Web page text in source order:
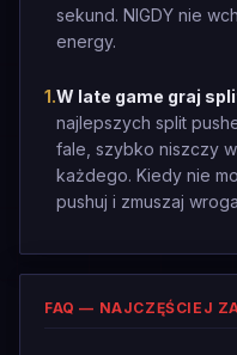
sekund. NIGDY nie
energy.
1.W late game graj
najlepszych split
fale, szybko niszczy
każdego. Kiedy nie
pushuj i zmuszaj
FAQ — NAJCZĘŚCIEJ